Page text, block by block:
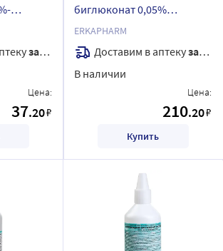
100 мл
завтра
Цена:
37.20₽
биглюконат 0,05%
антисептик средство
дезинфицирующее 150 мл/
спрей
ERKAPHARM
Доставим в аптекузавтра
В наличии
Цена:
210.20₽
Купить